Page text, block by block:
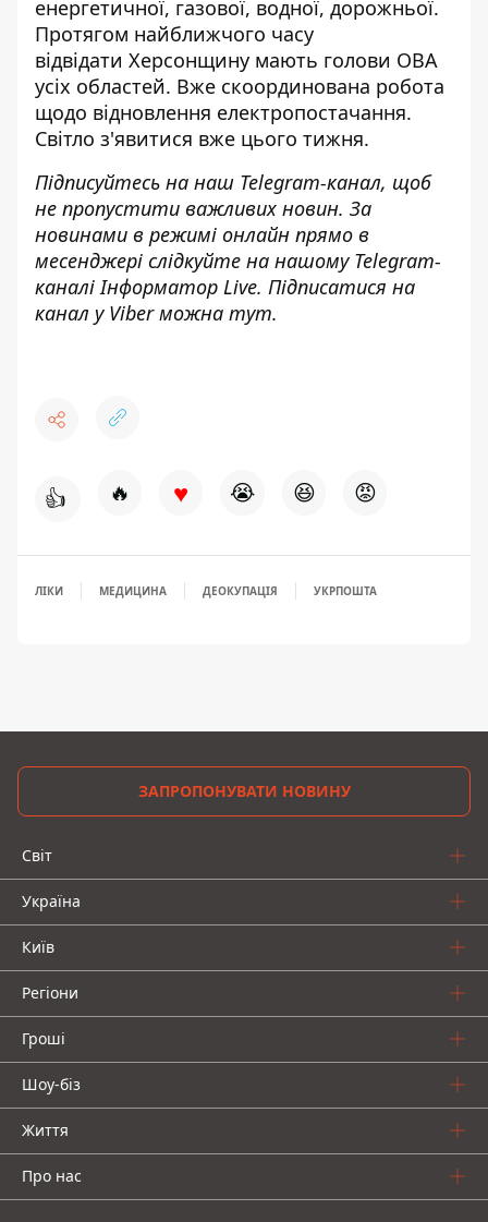
енергетичної, газової, водної, дорожньої.
Протягом найближчого часу
відвідати Херсонщину мають голови ОВА
усіх областей. Вже скоординована робота
щодо відновлення електропостачання.
Світло з'явитися вже цього тижня.
Підписуйтесь на наш Telegram-канал, щоб
не пропустити важливих новин. За
новинами в режимі онлайн прямо в
месенджері слідкуйте на нашому Telegram-
каналіІнформатор Live. Підписатися на
канал у Viber можна тут.
👍 🔥 ♥ 😭 😆 😡
ЛІКИ МЕДИЦИНА ДЕОКУПАЦІЯ УКРПОШТА
ЗАПРОПОНУВАТИ НОВИНУ
Світ
Україна
Київ
Регіони
Гроші
Шоу-біз
Життя
Про нас